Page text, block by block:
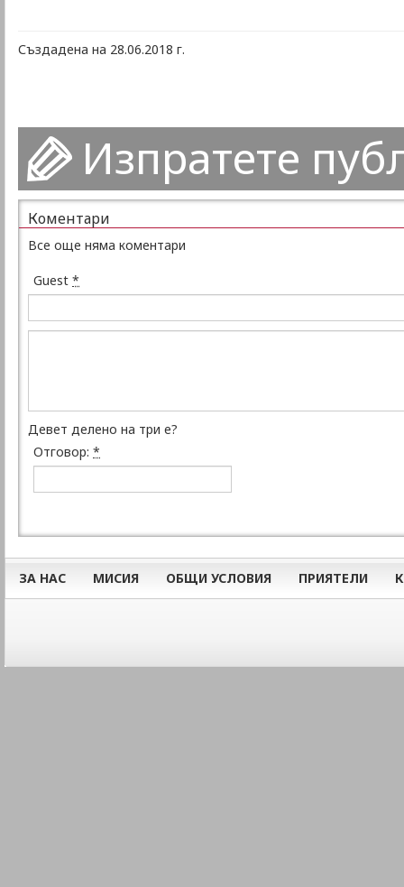
Създадена на 28.06.2018 г.
Изпратете
Коментари
Все още няма коментари
Guest *
Девет делено на три е?
Отговор: *
ЗА НАС МИСИЯ ОБЩИ УСЛОВИЯ ПРИЯТЕЛИ